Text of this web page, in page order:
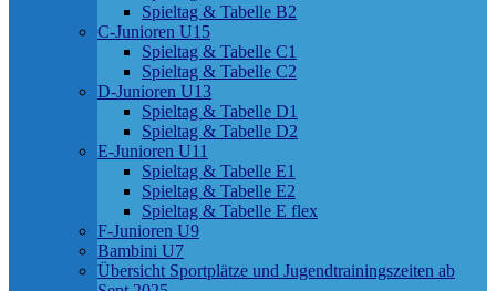
Spieltag & Tabelle B2
C-Junioren U15
Spieltag & Tabelle C1
Spieltag & Tabelle C2
D-Junioren U13
Spieltag & Tabelle D1
Spieltag & Tabelle D2
E-Junioren U11
Spieltag & Tabelle E1
Spieltag & Tabelle E2
Spieltag & Tabelle E flex
F-Junioren U9
Bambini U7
Übersicht Sportplätze und Jugendtrainingszeiten ab